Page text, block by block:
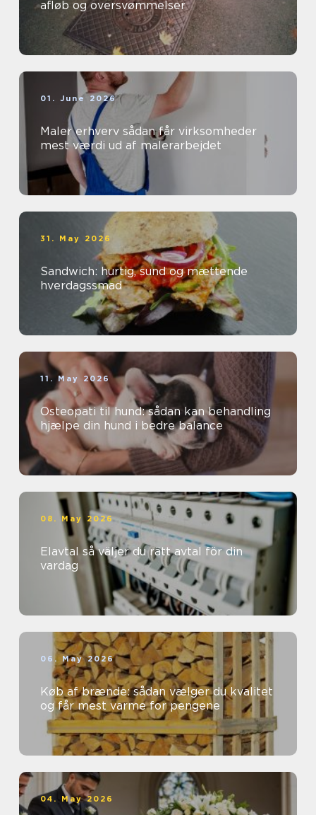
afløb og oversvømmelser
01. June 2026
Maler erhverv sådan får virksomheder
mest værdi ud af malerarbejdet
31. May 2026
Sandwich: hurtig, sund og mættende
hverdagssmad
11. May 2026
Osteopati til hund: sådan kan behandling
hjælpe din hund i bedre balance
08. May 2026
Elavtal så väljer du rätt avtal för din
vardag
06. May 2026
Køb af brænde: sådan vælger du kvalitet
og får mest varme for pengene
04. May 2026